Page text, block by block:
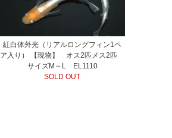
紅白体外光（リアルロングフィン1ペ
ア入り） 【現物】 オス2匹メス2匹
サイズM～L EL1110
SOLD OUT